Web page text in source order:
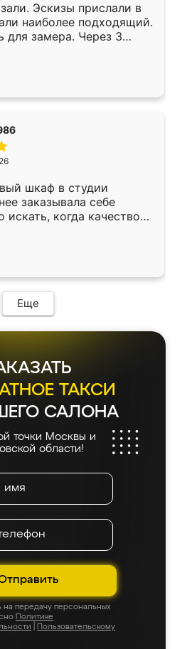
Эскизы прислали в
наиболее подходящий.
для замера. Через 3
уже готова. Остались
Спасибо Ренессанс
работу!
шкаф в студии
заказывала себе
искать, когда качеством
кухня уже почти
нет.
Еще
ТАКСИ
САЛОНА
точки Москвы и
области!
передачу персональных
Политике
Пользовательскому